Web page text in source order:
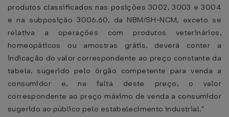
produtos classificados nas posições 3002, 3003 e 3004
e na subposição 3006.60, da NBM/SH-NCM, exceto se
relativa a operações com produtos veterinários,
homeopáticos ou amostras grátis, deverá conter a
indicação do valor correspondente ao preço constante da
tabela, sugerido pelo órgão competente para venda a
consumidor e, na falta deste preço, o valor
correspondente ao preço máximo de venda a consumidor
sugerido ao público pelo estabelecimento industrial."